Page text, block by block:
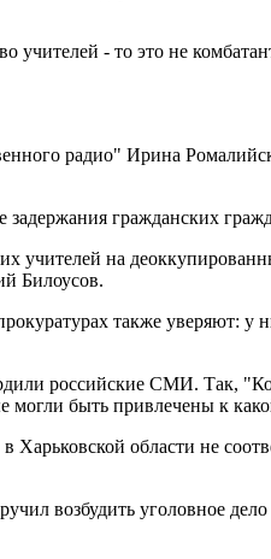
- то это не
радио" Ирина
гражданских
учителей на
Билоусов.
также уверяют: у
российские СМИ. Так,
быть привлечены к
области не
возбудить уголовное